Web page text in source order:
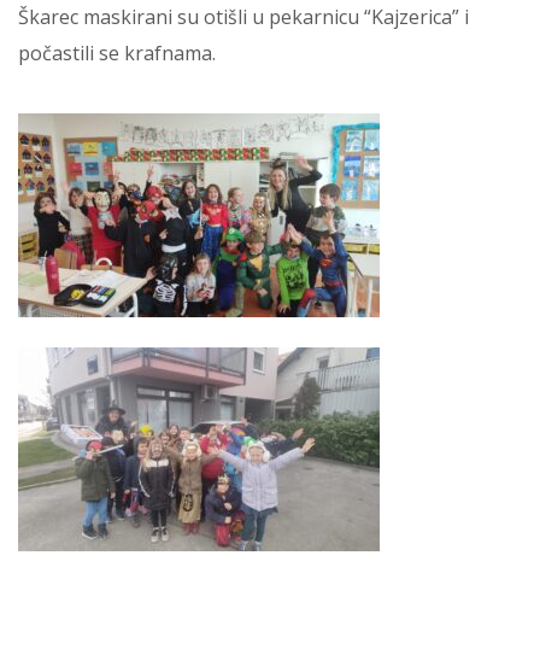
Škarec maskirani su otišli u pekarnicu “Kajzerica” i
počastili se krafnama.